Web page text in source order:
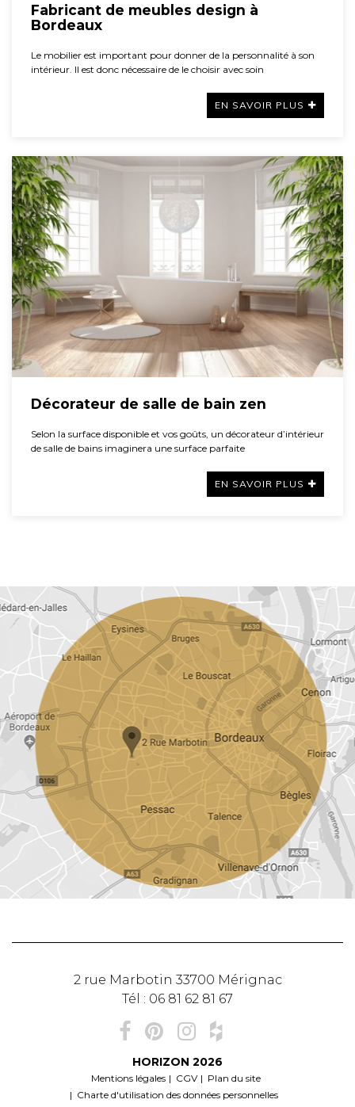
Fabricant de meubles design à
Bordeaux
Le mobilier est important pour donner de la personnalité à son
intérieur. Il est donc nécessaire de le choisir avec soin
EN SAVOIR PLUS
Décorateur de salle de bain zen
Selon la surface disponible et vos goûts, un décorateur d’intérieur
de salle de bains imaginera une surface parfaite
EN SAVOIR PLUS
2 rue Marbotin 33700 Mérignac
Tél : 06 81 62 81 67
HORIZON 2026
Mentions légales CGV
Plan du site
Charte d'utilisation des données personnelles